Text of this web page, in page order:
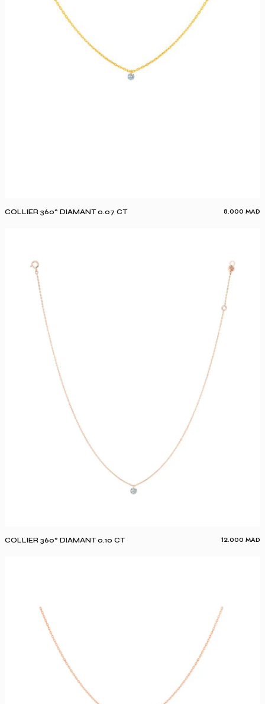
COLLIER 360° DIAMANT 0.07 CT 8.000 MAD
COLLIER 360° DIAMANT 0.10 CT 12.000 MAD